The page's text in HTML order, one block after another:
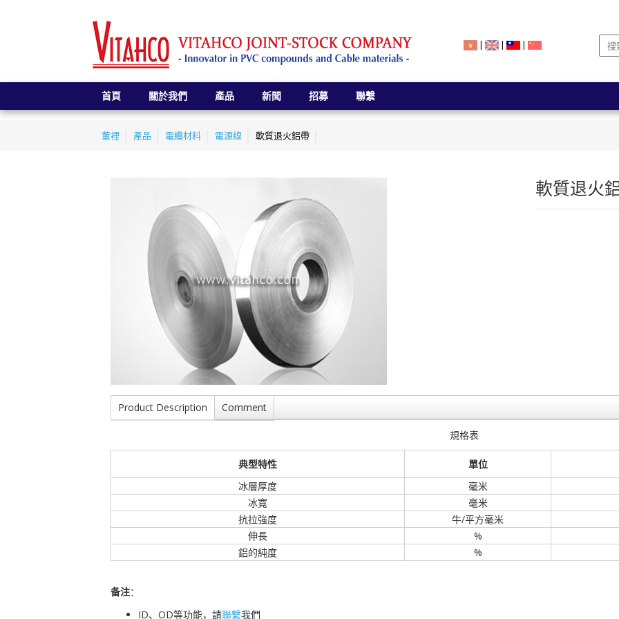
| | |
首頁 關於我們 產品 新聞 招募 聯繫
董裡 產品 電纜材料 電源線 軟質退火鋁帶
軟質退火
Product Description Comment
規格表
典型特性
單位
冰層厚度
毫米
冰寬
毫米
抗拉強度
牛/平方毫米
伸長
%
鋁的純度
%
备注：
ID、OD等功能，請聯繫我們